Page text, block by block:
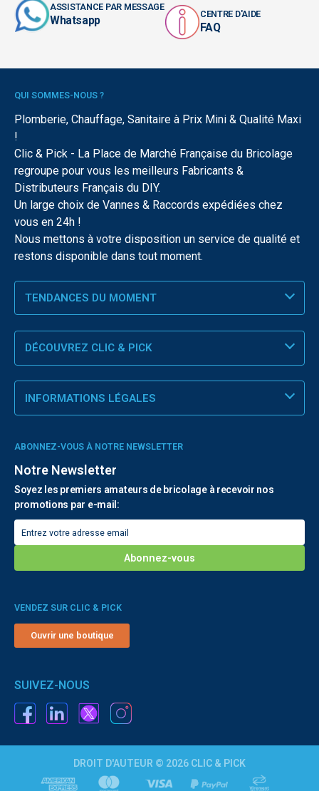
ASSISTANCE PAR MESSAGE
Whatsapp CENTRE D'AIDE
FAQ
QUI SOMMES-NOUS ?
Plomberie, Chauffage, Sanitaire à Prix Mini & Qualité Maxi
!
Clic & Pick - La Place de Marché Française du Bricolage
regroupe pour vous les meilleurs Fabricants &
Distributeurs Français du DIY.
Un large choix de Vannes & Raccords expédiées chez
vous en 24h !
Nous mettons à votre disposition un service de qualité et
restons disponible dans tout moment.
TENDANCES DU MOMENT
DÉCOUVREZ CLIC & PICK
INFORMATIONS LÉGALES
ABONNEZ-VOUS À NOTRE NEWSLETTER
Notre Newsletter
Soyez les premiers amateurs de bricolage à recevoir nos
promotions par e-mail:
VENDEZ SUR CLIC & PICK
Ouvrir une boutique
SUIVEZ-NOUS
DROIT D'AUTEUR © 2026 CLIC & PICK